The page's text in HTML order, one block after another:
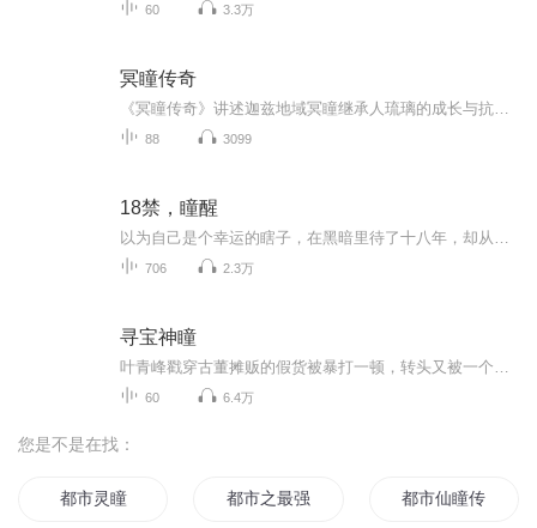
60 3.3万
冥瞳传奇
88 3099
18禁，瞳醒
706 2.3万
寻宝神瞳
60 6.4万
您是不是在找：
都市灵瞳 都市之最强猎人 都市仙瞳传说